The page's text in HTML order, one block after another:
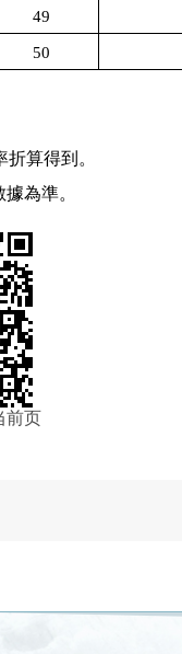
49
50
算得到。
為準。
前页